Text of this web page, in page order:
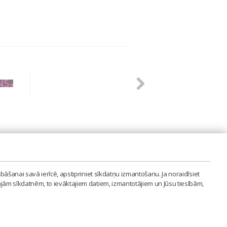
savā ierīcē, apstipriniet sīkdatņu izmantošanu. Ja noraidīsiet
sīkdatnēm, to ievāktajiem datiem, izmantotājiem un Jūsu tiesībām,